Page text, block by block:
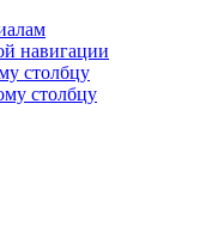
навигации
столбцу
столбцу